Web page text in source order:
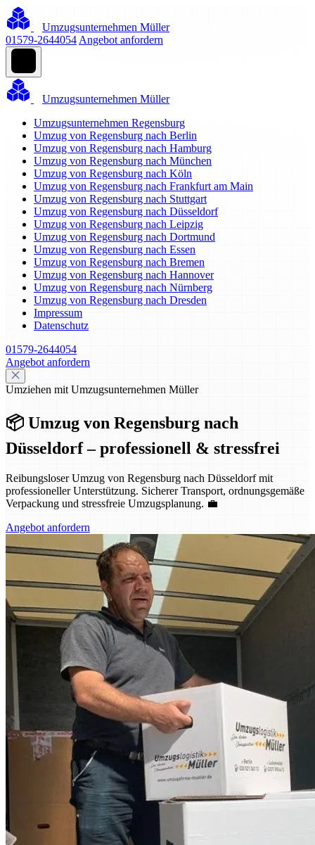
Umzugsunternehmen Müller
01579-2644054 Angebot anfordern
Umzugsunternehmen Müller
Umzugsunternehmen Regensburg
Umzug von Regensburg nach Berlin
Umzug von Regensburg nach Hamburg
Umzug von Regensburg nach München
Umzug von Regensburg nach Köln
Umzug von Regensburg nach Frankfurt am Main
Umzug von Regensburg nach Stuttgart
Umzug von Regensburg nach Düsseldorf
Umzug von Regensburg nach Leipzig
Umzug von Regensburg nach Dortmund
Umzug von Regensburg nach Essen
Umzug von Regensburg nach Bremen
Umzug von Regensburg nach Hannover
Umzug von Regensburg nach Nürnberg
Umzug von Regensburg nach Dresden
Impressum
Datenschutz
01579-2644054
Angebot anfordern
Umziehen mit Umzugsunternehmen Müller
📦 Umzug von Regensburg nach
Düsseldorf – professionell & stressfrei
Reibungsloser Umzug von Regensburg nach Düsseldorf mit
professioneller Unterstützung. Sicherer Transport, ordnungsgemäße
Verpackung und stressfreie Umzugsplanung. 💼
Angebot anfordern